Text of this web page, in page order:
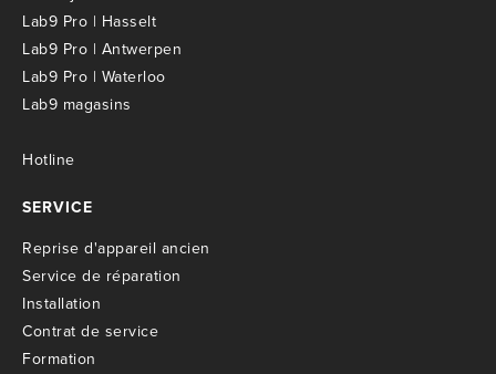
Lab9 Pro | Hasselt
Lab9 Pro | Antwerpen
Lab9 Pro | Waterloo
Lab9 magasins
Hotline
SERVICE
Reprise d'appareil ancien
Service de réparation
Installation
Contrat de service
Formation